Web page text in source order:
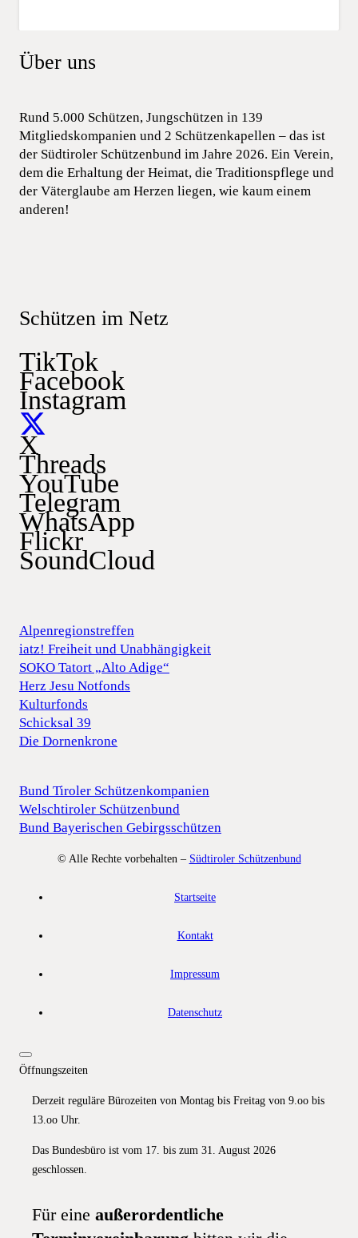
Über uns
Rund 5.000 Schützen, Jungschützen in 139
Mitgliedskompanien und 2 Schützenkapellen – das ist
der Südtiroler Schützenbund im Jahre 2026. Ein Verein,
dem die Erhaltung der Heimat, die Traditionspflege und
der Väterglaube am Herzen liegen, wie kaum einem
anderen!
Schützen im Netz
TikTok
Facebook
Instagram
X
Threads
YouTube
Telegram
WhatsApp
Flickr
SoundCloud
Alpenregionstreffen
iatz! Freiheit und Unabhängigkeit
SOKO Tatort „Alto Adige“
Herz Jesu Notfonds
Kulturfonds
Schicksal 39
Die Dornenkrone
Bund Tiroler Schützenkompanien
Welschtiroler Schützenbund
Bund Bayerischen Gebirgsschützen
© Alle Rechte vorbehalten – Südtiroler Schützenbund
Startseite
Kontakt
Impressum
Datenschutz
Öffnungszeiten
Derzeit reguläre Bürozeiten von Montag bis Freitag von 9.oo bis
13.oo Uhr.
Das Bundesbüro ist vom 17. bis zum 31. August 2026
geschlossen.
Für eine außerordentliche